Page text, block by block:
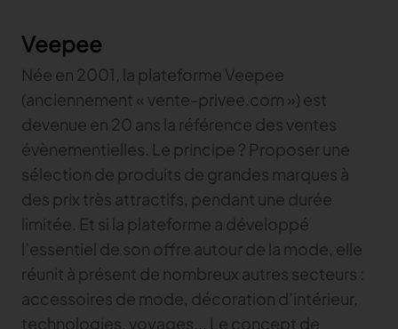
Veepee
Née en 2001, la plateforme Veepee
(anciennement « vente-privee.com ») est
devenue en 20 ans la référence des ventes
évènementielles. Le principe ? Proposer une
sélection de produits de grandes marques à
des prix très attractifs, pendant une durée
limitée. Et si la plateforme a développé
l’essentiel de son offre autour de la mode, elle
réunit à présent de nombreux autres secteurs :
accessoires de mode, décoration d’intérieur,
technologies, voyages... Le concept de